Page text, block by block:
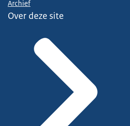
Archief
Over deze site